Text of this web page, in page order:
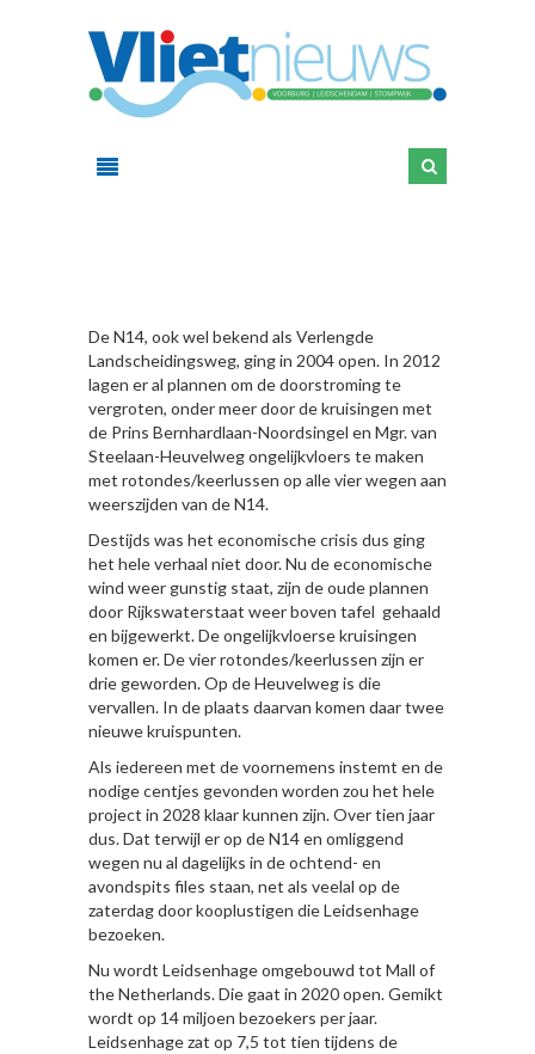
De N14, ook wel bekend als Verlengde
Landscheidingsweg, ging in 2004 open. In 2012
lagen er al plannen om de doorstroming te
vergroten, onder meer door de kruisingen met
de Prins Bernhardlaan-Noordsingel en Mgr. van
Steelaan-Heuvelweg ongelijkvloers te maken
met rotondes/keerlussen op alle vier wegen aan
weerszijden van de N14.
Destijds was het economische crisis dus ging
het hele verhaal niet door. Nu de economische
wind weer gunstig staat, zijn de oude plannen
door Rijkswaterstaat weer boven tafel gehaald
en bijgewerkt. De ongelijkvloerse kruisingen
komen er. De vier rotondes/keerlussen zijn er
drie geworden. Op de Heuvelweg is die
vervallen. In de plaats daarvan komen daar twee
nieuwe kruispunten.
Als iedereen met de voornemens instemt en de
nodige centjes gevonden worden zou het hele
project in 2028 klaar kunnen zijn. Over tien jaar
dus. Dat terwijl er op de N14 en omliggend
wegen nu al dagelijks in de ochtend- en
avondspits files staan, net als veelal op de
zaterdag door kooplustigen die Leidsenhage
bezoeken.
Nu wordt Leidsenhage omgebouwd tot Mall of
the Netherlands. Die gaat in 2020 open. Gemikt
wordt op 14 miljoen bezoekers per jaar.
Leidsenhage zat op 7,5 tot tien tijdens de